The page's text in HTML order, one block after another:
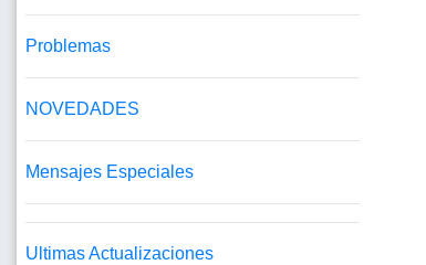
Problemas
NOVEDADES
Mensajes Especiales
Ultimas Actualizaciones